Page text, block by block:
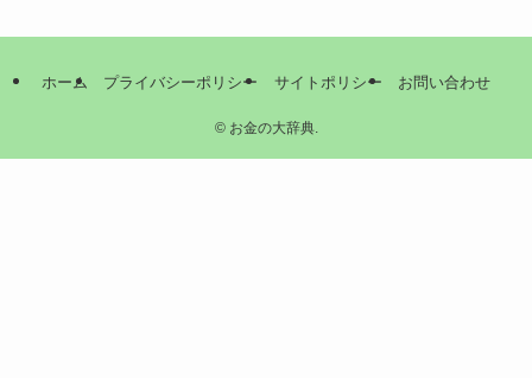
ホーム プライバシーポリシー サイトポリシー お問い合わせ
©お金の大辞典.